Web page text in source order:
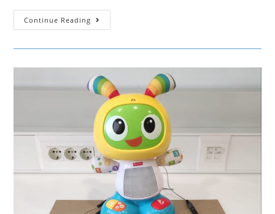
Continue Reading Volante
Interativo